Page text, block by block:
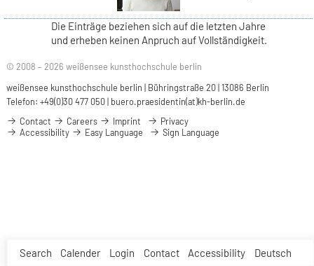
Search Calender Login Contact Accessibility Deutsch
Die Einträge beziehen sich auf die letzten Jahre
und erheben keinen Anpruch auf Vollständigkeit.
© 2008 – 2026 weißensee kunsthochschule berlin
weißensee kunsthochschule berlin | Bühringstraße 20 | 13086 Berlin
Telefon: +49(0)30 477 050 | buero.praesidentin(at)kh-berlin.de
Contact
Careers Imprint
Privacy
Accessibility
Easy Language Sign Language